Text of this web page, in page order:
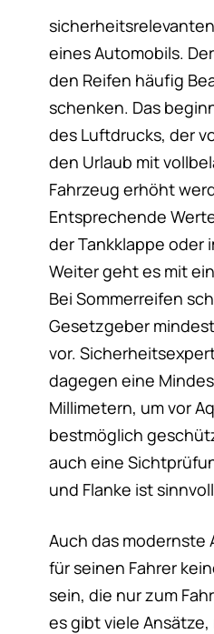
eines Automobils.
den Reifen häufig
schenken. Das
des Luftdrucks, der
den Urlaub mit
Fahrzeug erhöht
Entsprechende
der Tankklappe oder
Weiter geht es mit
Bei Sommerreifen
Gesetzgeber
vor.
dagegen eine
Millimetern, um vor
bestmöglich
auch eine
und Flanke ist
Auch das modernste
für seinen Fahrer
sein, die nur zum
es gibt viele